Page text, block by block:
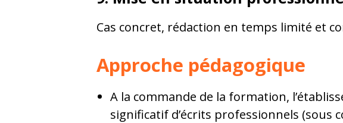
Cas concret, rédaction en temps limité et
Approche pédagogique
A la commande de la formation,
significatif d’écrits professionnels (sous